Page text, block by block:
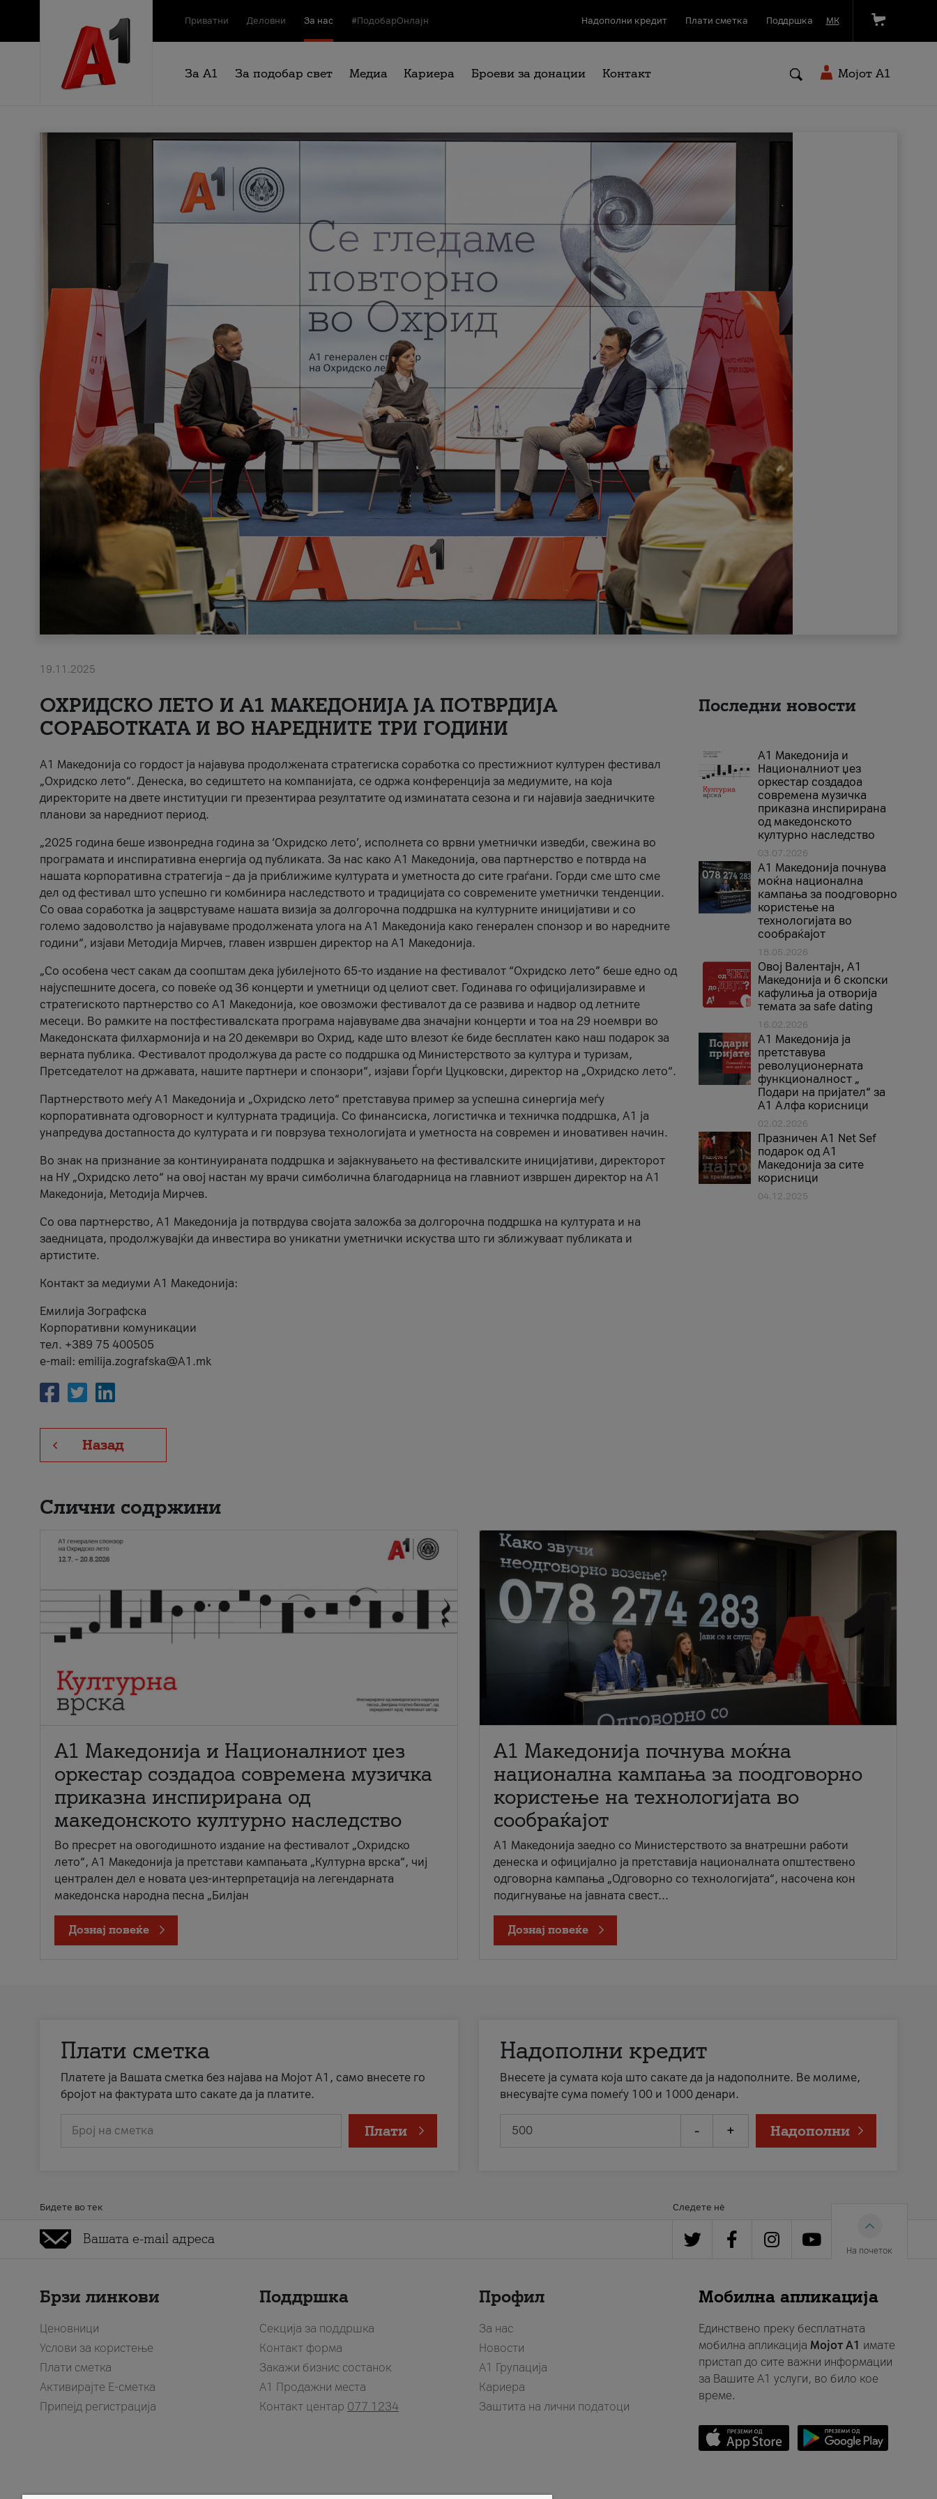
Приватни Деловни За нас #ПодобарОнлајн Надополни кредит Плати сметка Поддршка МК
За А1 За подобар свет Медиа Кариера Броеви за донации Контакт Мојот A1
19.11.2025
ОХРИДСКО ЛЕТО И A1 МАКЕДОНИЈА ЈА ПОТВРДИЈА
СОРАБОТКАТА И ВО НАРЕДНИТЕ ТРИ ГОДИНИ
A1 Македонија со гордост ја најавува продолжената стратегиска соработка со престижниот културен фестивал
„Охридско лето“. Денеска, во седиштето на компанијата, се одржа конференција за медиумите, на која
директорите на двете институции ги презентираа резултатите од изминатата сезона и ги најавија заедничките
планови за наредниот период.
„2025 година беше извонредна година за ‘Охридско лето’, исполнета со врвни уметнички изведби, свежина во
програмата и инспиративна енергија од публиката. За нас како A1 Македонија, ова партнерство е потврда на
нашата корпоративна стратегија – да ја приближиме културата и уметноста до сите граѓани. Горди сме што сме
дел од фестивал што успешно ги комбинира наследството и традицијата со современите уметнички тенденции.
Со оваа соработка ја зацврстуваме нашата визија за долгорочна поддршка на културните иницијативи и со
големо задоволство ја најавуваме продолжената улога на A1 Македонија како генерален спонзор и во наредните
години“, изјави Методија Мирчев, главен извршен директор на A1 Македонија.
„Со особена чест сакам да соопштам дека јубилејното 65-то издание на фестивалот “Охридско лето” беше едно од
најуспешните досега, со повеќе од 36 концерти и уметници од целиот свет. Годинава го официјализиравме и
стратегиското партнерство со А1 Македонија, кое овозможи фестивалот да се развива и надвор од летните
месеци. Во рамките на постфестивалската програма најавуваме два значајни концерти и тоа на 29 ноември во
Македонската филхармонија и на 20 декември во Охрид, каде што влезот ќе биде бесплатен како наш подарок за
верната публика. Фестивалот продолжува да расте со поддршка од Министерството за култура и туризам,
Претседателот на државата, нашите партнери и спонзори“, изјави Ѓорѓи Цуцковски, директор на „Охридско лето“.
Партнерството меѓу A1 Македонија и „Охридско лето“ претставува пример за успешна синергија меѓу
корпоративната одговорност и културната традиција. Со финансиска, логистичка и техничка поддршка, A1 ја
унапредува достапноста до културата и ги поврзува технологијата и уметноста на современ и иновативен начин.
Во знак на признание за континуираната поддршка и зајакнувањето на фестивалските иницијативи, директорот
на НУ „Охридско лето“ на овој настан му врачи симболична благодарница на главниот извршен директор на A1
Македонија, Методија Мирчев.
Со ова партнерство, A1 Македонија ја потврдува својата заложба за долгорочна поддршка на културата и на
заедницата, продолжувајќи да инвестира во уникатни уметнички искуства што ги зближуваат публиката и
артистите.
Контакт за медиуми А1 Македонија:
Емилија Зографска
Корпоративни комуникации
тел. +389 75 400505
e-mail: emilija.zografska@A1.mk
Назад
Последни новости
А1 Македонија и
Националниот џез
оркестар создадоа
современа музичка
приказна инспирирана
од македонското
културно наследство
03.07.2026
A1 Македонија почнува
моќна национална
кампања за поодговорно
користење на
технологијата во
сообраќајот
18.05.2026
Овој Валентајн, A1
Македонија и 6 скопски
кафулиња ја отворија
темата за safe dating
16.02.2026
А1 Македонија ја
претставува
револуционерната
функционалност „
Подари на пријател“ за
А1 Алфа корисници
02.02.2026
Празничен A1 Net Sеf
подарок од А1
Македонија за сите
корисници
04.12.2025
Слични содржини
А1 Македонија и Националниот џез
оркестар создадоа современа музичка
приказна инспирирана од
македонското културно наследство
Во пресрет на овогодишното издание на фестивалот „Охридско
лето“, А1 Македонија ја претстави кампањата „Културна врска“, чиј
централен дел е новата џез-интерпретација на легендарната
македонска народна песна „Билјан
Дознај повеќе
A1 Македонија почнува моќна
национална кампања за поодговорно
користење на технологијата во
сообраќајот
A1 Македонија заедно со Министерството за внатрешни работи
денеска и официјално ја претставија националната општествено
одговорна кампања „Одговорно со технологијата“, насочена кон
подигнување на јавната свест...
Дознај повеќе
Плати сметка
Платете ја Вашата сметка без најава на Мојот А1, само внесете го
бројот на фактурата што сакате да ја платите.
Број на сметка Плати
Надополни кредит
Внесете ја сумата која што сакате да ја надополните. Ве молиме,
внесувајте сума помеѓу 100 и 1000 денари.
- + Надополни
Бидете во тек Следете нè
На почеток
Брзи линкови
Ценовници
Услови за користење
Плати сметка
Активирајте Е-сметка
Припејд регистрација
Поддршка
Секција за поддршка
Контакт форма
Закажи бизнис состанок
A1 Продажни места
Контакт центар 077 1234
Профил
За нас
Новости
А1 Групација
Кариера
Заштита на лични податоци
Мобилна апликација
Единствено преку бесплатната
мобилна апликација Мојот A1 имате
пристап до сите важни информации
за Вашите A1 услуги, во било кое
време.